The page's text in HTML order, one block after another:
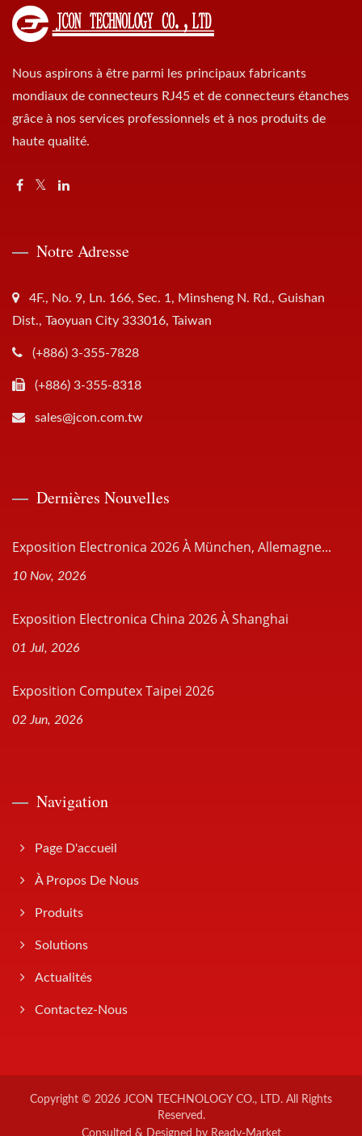
Nous aspirons à être parmi les principaux fabricants
mondiaux de connecteurs RJ45 et de connecteurs étanches
grâce à nos services professionnels et à nos produits de
haute qualité.
Notre Adresse
4F., No. 9, Ln. 166, Sec. 1, Minsheng N. Rd., Guishan
Dist., Taoyuan City 333016, Taiwan
(+886) 3-355-7828
(+886) 3-355-8318
sales@jcon.com.tw
Dernières Nouvelles
Exposition Electronica 2026 À München, Allemagne...
10 Nov, 2026
Exposition Electronica China 2026 À Shanghai
01 Jul, 2026
Exposition Computex Taipei 2026
02 Jun, 2026
Navigation
Page D'accueil
À Propos De Nous
Produits
Solutions
Actualités
Contactez-Nous
Copyright © 2026 JCON TECHNOLOGY CO., LTD. All Rights
Reserved.
Consulted & Designed by Ready-Market